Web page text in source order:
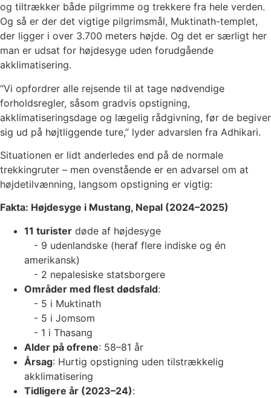
og tiltrækker både pilgrimme og trekkere fra hele verden.
Og så er der det vigtige pilgrimsmål, Muktinath-templet,
der ligger i over 3.700 meters højde. Og det er særligt her
man er udsat for højdesyge uden forudgående
akklimatisering.
“Vi opfordrer alle rejsende til at tage nødvendige
forholdsregler, såsom gradvis opstigning,
akklimatiseringsdage og lægelig rådgivning, før de begiver
sig ud på højtliggende ture,” lyder advarslen fra Adhikari.
Situationen er lidt anderledes end på de normale
trekkingruter – men ovenstående er en advarsel om at
højdetilvænning, langsom opstigning er vigtig:
Fakta: Højdesyge i Mustang, Nepal (2024–2025)
11 turister døde af højdesyge
- 9 udenlandske (heraf flere indiske og én
amerikansk)
- 2 nepalesiske statsborgere
Områder med flest dødsfald:
- 5 i Muktinath
- 5 i Jomsom
- 1 i Thasang
Alder på ofrene: 58–81 år
Årsag: Hurtig opstigning uden tilstrækkelig
akklimatisering
Tidligere år (2023–24):